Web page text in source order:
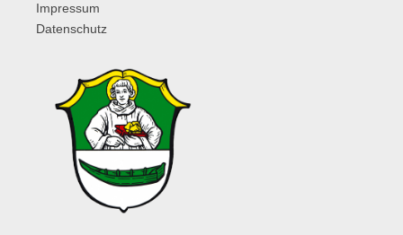
Impressum
Datenschutz